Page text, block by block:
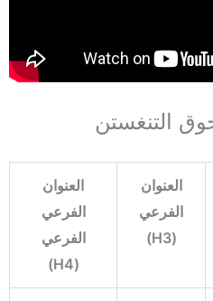
التنغستن
العنوان
الفرعي
(H3)
العنوان
الفرعي
الفرعي
(H4)